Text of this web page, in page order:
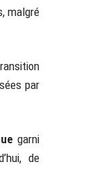
malgré
par
garni
de